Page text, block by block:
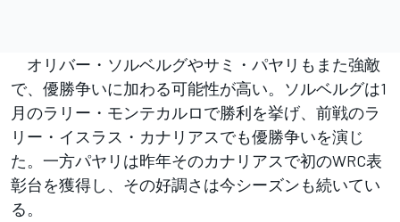
オリバー・ソルベルグやサミ・パヤリもまた強敵
で、優勝争いに加わる可能性が高い。ソルベルグは1
月のラリー・モンテカルロで勝利を挙げ、前戦のラ
リー・イスラス・カナリアスでも優勝争いを演じ
た。一方パヤリは昨年そのカナリアスで初のWRC表
彰台を獲得し、その好調さは今シーズンも続いてい
る。